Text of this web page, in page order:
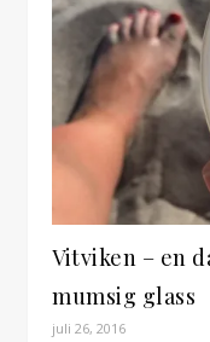
Vitviken – en
mumsig glass
juli 26, 2016